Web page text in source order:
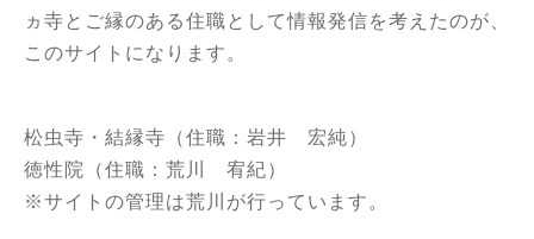
ヵ寺とご縁のある住職として情報発信を考えたのが、
このサイトになります。
松虫寺・結縁寺（住職：岩井 宏純）
徳性院（住職：荒川 宥紀）
※サイトの管理は荒川が行っています。